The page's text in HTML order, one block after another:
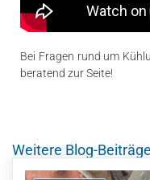
Bei Fragen rund um
beratend zur Seite!
Weitere Blog-